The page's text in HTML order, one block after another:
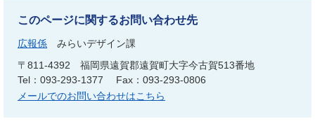
このページに関するお問い合わせ先
広報係
みらいデザイン課
〒811-4392
福岡県遠賀郡遠賀町大字今古賀513番地
Tel：093-293-1377
Fax：093-293-0806
メールでのお問い合わせはこちら